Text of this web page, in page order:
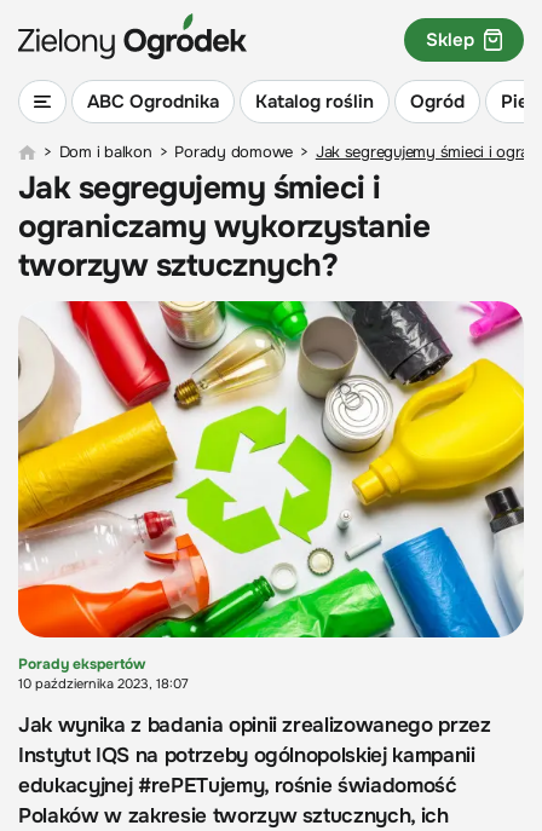
ABC Ogrodnika Katalog roślin Ogród
Sklep
> Dom i balkon > Porady domowe > Jak segregujemy śmieci i
Jak segregujemy śmieci i
ograniczamy wykorzystanie
tworzyw sztucznych?
Porady ekspertów
10 października 2023, 18:07
Jak wynika z badania opinii zrealizowanego przez
Instytut IQS na potrzeby ogólnopolskiej kampanii
edukacyjnej #rePETujemy, rośnie świadomość
Polaków w zakresie tworzyw sztucznych, ich